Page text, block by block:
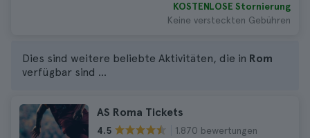
KOSTENLOSE Stornierung
Keine versteckten Gebühren
Dies sind weitere beliebte Aktivitäten, die in Rom
verfügbar sind ...
AS Roma Tickets
4.5
1.870 bewertungen